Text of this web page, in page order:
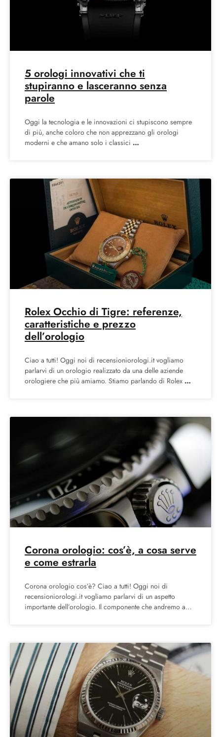
5 orologi innovativi che ti
stupiranno e lasceranno senza
parole
Oggi la tecnologia e le innovazioni ci stupiscono sempre
di più, anche coloro che non apprezzano gli orologi
moderni e che amano solo i classici
Rolex Occhio di Tigre: referenze,
caratteristiche e prezzo
dell’orologio
Ciao a tutti! Oggi noi di recensioniorologi.it vogliamo
parlarvi di un orologio realizzato da una delle aziende
orologiere che più amiamo. Stiamo parlando di Rolex
Corona orologio: cos’è, a cosa serve
e come estrarla
Corona orologio cos’è? Ciao a tutti! Oggi noi di
recensioniorologi.it vogliamo parlarvi di un aspetto
importante dell’orologio. Il componente che andremo a